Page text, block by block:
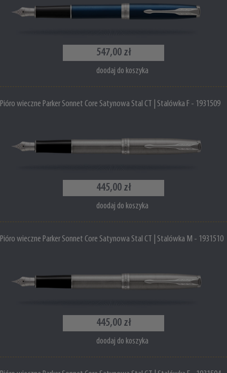
547,00 zł
doodaj do koszyka
Pióro wieczne Parker Sonnet Core Satynowa Stal CT | Stalówka F - 1931509
445,00 zł
doodaj do koszyka
Pióro wieczne Parker Sonnet Core Satynowa Stal CT | Stalówka M - 1931510
445,00 zł
doodaj do koszyka